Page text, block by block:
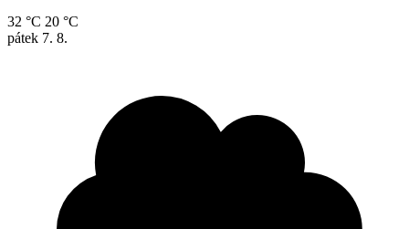
32 °C 20 °C
pátek 7. 8.